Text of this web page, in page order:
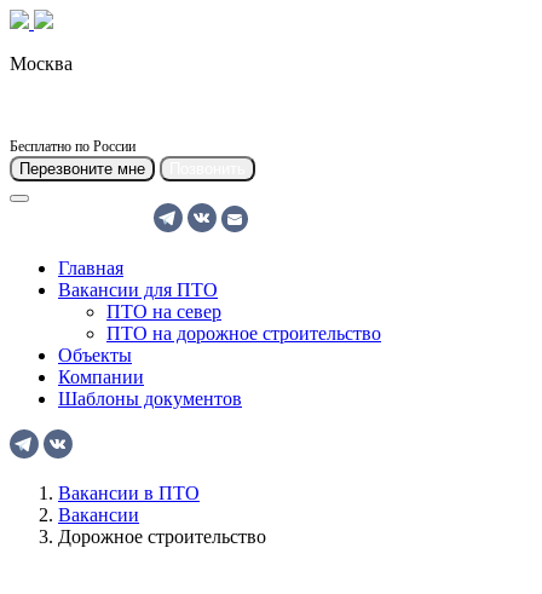
Москва
Бесплатно по России
Перезвоните мне
Главная
Вакансии для ПТО
ПТО на север
ПТО на дорожное строительство
Объекты
Компании
Шаблоны документов
Вакансии в ПТО
Вакансии
Дорожное строительство